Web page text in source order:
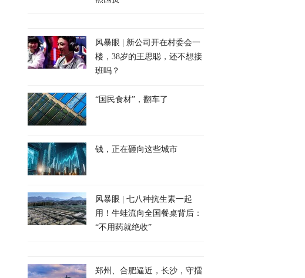
风暴眼 | 新公司开在村委会一
楼，38岁的王思聪，还不想接
班吗？
“国民食材”，翻车了
钱，正在砸向这些城市
风暴眼 | 七八种抗生素一起
用！牛蛙流向全国餐桌背后：
“不用药就绝收”
郑州、合肥逼近，长沙，守擂